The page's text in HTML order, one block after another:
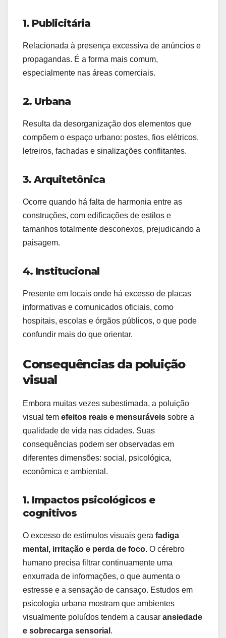
1. Publicitária
Relacionada à presença excessiva de anúncios e
propagandas. É a forma mais comum,
especialmente nas áreas comerciais.
2. Urbana
Resulta da desorganização dos elementos que
compõem o espaço urbano: postes, fios elétricos,
letreiros, fachadas e sinalizações conflitantes.
3. Arquitetônica
Ocorre quando há falta de harmonia entre as
construções, com edificações de estilos e
tamanhos totalmente desconexos, prejudicando a
paisagem.
4. Institucional
Presente em locais onde há excesso de placas
informativas e comunicados oficiais, como
hospitais, escolas e órgãos públicos, o que pode
confundir mais do que orientar.
Consequências da poluição
visual
Embora muitas vezes subestimada, a poluição
visual tem efeitos reais e mensuráveis sobre a
qualidade de vida nas cidades. Suas
consequências podem ser observadas em
diferentes dimensões: social, psicológica,
econômica e ambiental.
1. Impactos psicológicos e
cognitivos
O excesso de estímulos visuais gera fadiga
mental, irritação e perda de foco. O cérebro
humano precisa filtrar continuamente uma
enxurrada de informações, o que aumenta o
estresse e a sensação de cansaço. Estudos em
psicologia urbana mostram que ambientes
visualmente poluídos tendem a causar ansiedade
e sobrecarga sensorial .